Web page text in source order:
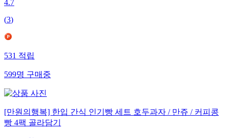
4.7
(3)
531적립
599명구매중
[만원의행복] 한입 간식 인기빵 세트 호두과자 / 만쥬 / 커피콩
빵 4팩 골라담기